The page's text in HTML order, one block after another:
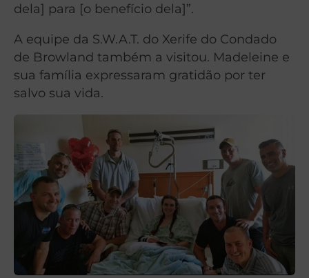
dela] para [o benefício dela]”.
A equipe da S.W.A.T. do Xerife do Condado
de Browland também a visitou. Madeleine e
sua família expressaram gratidão por ter
salvo sua vida.